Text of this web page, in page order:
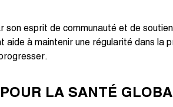
son esprit de communauté et de
aide à maintenir une régularité dans
LA SANTÉ